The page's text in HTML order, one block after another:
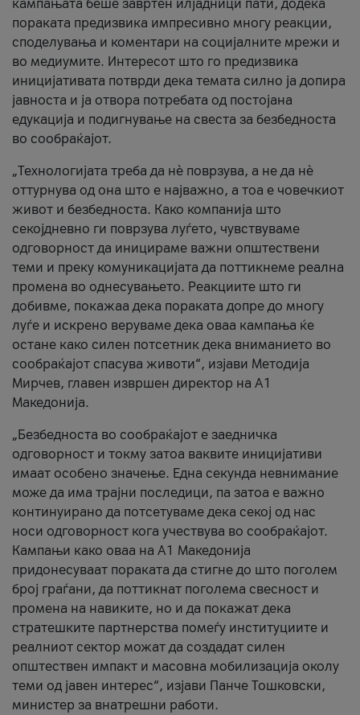
кампањата беше завртен илјадници пати, додека
пораката предизвика импресивно многу реакции,
споделувања и коментари на социјалните мрежи и
во медиумите. Интересот што го предизвика
иницијативата потврди дека темата силно ја допира
јавноста и ја отвора потребата од постојана
едукација и подигнување на свеста за безбедноста
во сообраќајот.
„Технологијата треба да нè поврзува, а не да нè
оттурнува од она што е најважно, а тоа е човечкиот
живот и безбедноста. Како компанија што
секојдневно ги поврзува луѓето, чувствуваме
одговорност да иницираме важни општествени
теми и преку комуникацијата да поттикнеме реална
промена во однесувањето. Реакциите што ги
добивме, покажаа дека пораката допре до многу
луѓе и искрено веруваме дека оваа кампања ќе
остане како силен потсетник дека вниманието во
сообраќајот спасува животи“, изјави Методија
Мирчев, главен извршен директор на А1
Македонија.
„Безбедноста во сообраќајот е заедничка
одговорност и токму затоа ваквите иницијативи
имаат особено значење. Една секунда невнимание
може да има трајни последици, па затоа е важно
континуирано да потсетуваме дека секој од нас
носи одговорност кога учествува во сообраќајот.
Кампањи како оваа на A1 Македонија
придонесуваат пораката да стигне до што поголем
број граѓани, да поттикнат поголема свесност и
промена на навиките, но и да покажат дека
стратешките партнерства помеѓу институциите и
реалниот сектор можат да создадат силен
општествен импакт и масовна мобилизација околу
теми од јавен интерес“, изјави Панче Тошковски,
министер за внатрешни работи.